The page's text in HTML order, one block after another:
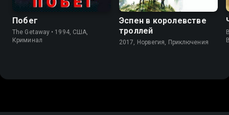
Побег
The Getaway • 1994, США,
Криминал
Эспен в королевстве
троллей
2017, Норвегия, Приключения